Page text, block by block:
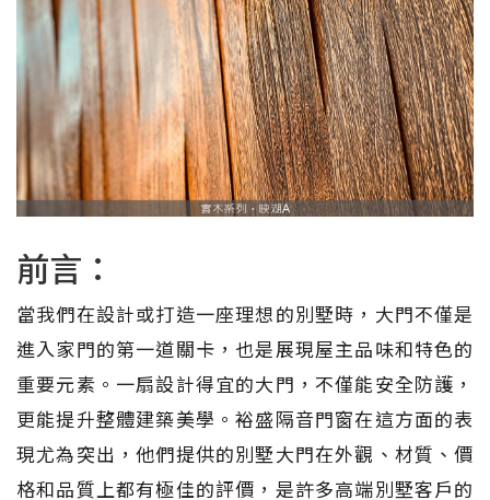
前言：
當我們在設計或打造一座理想的別墅時，大門不僅是
進入家門的第一道關卡，也是展現屋主品味和特色的
重要元素。一扇設計得宜的大門，不僅能安全防護，
更能提升整體建築美學。裕盛隔音門窗在這方面的表
現尤為突出，他們提供的別墅大門在外觀、材質、價
格和品質上都有極佳的評價，是許多高端別墅客戶的